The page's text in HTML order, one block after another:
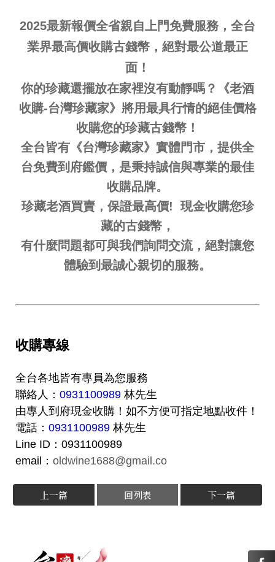
2025最新報價全省親自上門免費服務，全台
業界最高價收購古錢幣 ，絕對最公道最正
面！
你的珍藏還擺放在家裡沒有動靜嗎？《老酒
收購-台灣珍藏家》將用最具行情的絕佳價格
收購您的珍藏古錢幣 ！
全台皆有《台灣珍藏家》實體門市，提供全
台免費到府鑑價，是秉持誠信與專業的最佳
收購品牌。
珍藏老酒買賣，保證最高價! 現金收購您珍
藏的古錢幣 ，
有什麼問題都可與我們詢問交流，絕對讓您
體驗到最誠心親切的服務。
收購專線
全台各地皆有專員為您服務
聯絡人：0931100989 林先生
由專人到府現金收購！如不方便可指定地點收件！
電話：0931100989 林先生
Line ID：0931100989
email：oldwine1688@gmail.co
上一篇 回列表 下一篇